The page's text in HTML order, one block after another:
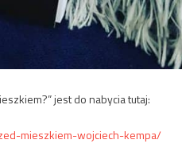
jest do nabycia tutaj:
mieszkiem-wojciech-kempa/